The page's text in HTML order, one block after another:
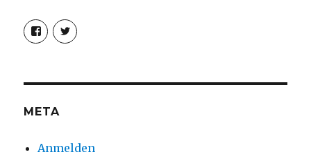
Profil
von
christoph.fleischer1
anzeigen
Profil
von
anzeigen
META
Anmelden